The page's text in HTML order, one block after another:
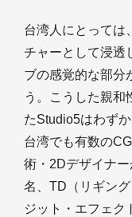
台湾人にとっては
チャーとして浸透
ブの感覚的な部分
う。こうした親和
たStudio5はわず
台湾でも有数の
術・2Dデザイナ
名、TD（リギン
ジット・エフェク